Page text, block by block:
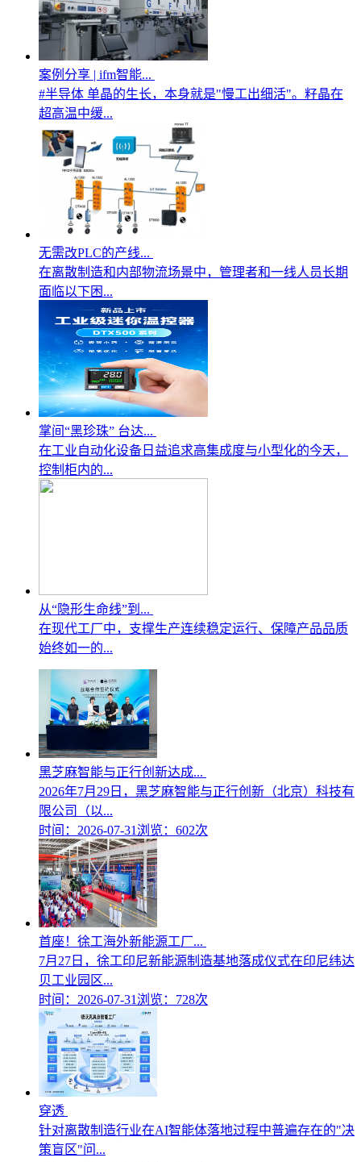
案例分享 | ifm智能...
#半导体 单晶的生长，本身就是"慢工出细活"。籽晶在
超高温中缓...
无需改PLC的产线...
在离散制造和内部物流场景中，管理者和一线人员长期
面临以下困...
掌间“黑珍珠” 台达...
在工业自动化设备日益追求高集成度与小型化的今天，
控制柜内的...
从“隐形生命线”到...
在现代工厂中，支撑生产连续稳定运行、保障产品品质
始终如一的...
黑芝麻智能与正行创新达成...
2026年7月29日，黑芝麻智能与正行创新（北京）科技有
限公司（以...
时间：2026-07-31 浏览：602次
首座！徐工海外新能源工厂...
7月27日，徐工印尼新能源制造基地落成仪式在印尼纬达
贝工业园区...
时间：2026-07-31 浏览：728次
穿透
针对离散制造行业在AI智能体落地过程中普遍存在的"决
策盲区"问...